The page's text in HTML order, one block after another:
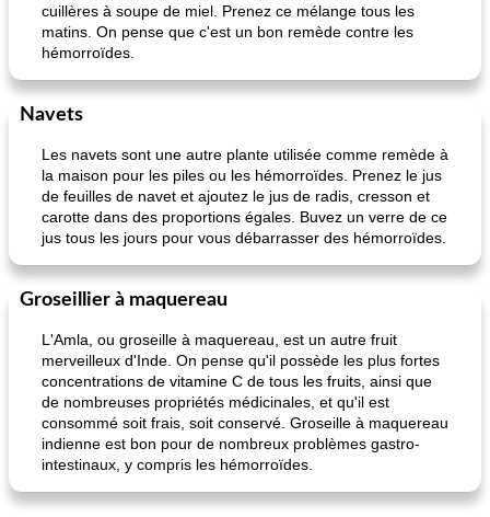
cuillères à soupe de miel. Prenez ce mélange tous les
matins. On pense que c'est un bon remède contre les
hémorroïdes.
Navets
Les navets sont une autre plante utilisée comme remède à
la maison pour les piles ou les hémorroïdes. Prenez le jus
de feuilles de navet et ajoutez le jus de radis, cresson et
carotte dans des proportions égales. Buvez un verre de ce
jus tous les jours pour vous débarrasser des hémorroïdes.
Groseillier à maquereau
L'Amla, ou groseille à maquereau, est un autre fruit
merveilleux d'Inde. On pense qu'il possède les plus fortes
concentrations de vitamine C de tous les fruits, ainsi que
de nombreuses propriétés médicinales, et qu'il est
consommé soit frais, soit conservé. Groseille à maquereau
indienne est bon pour de nombreux problèmes gastro-
intestinaux, y compris les hémorroïdes.